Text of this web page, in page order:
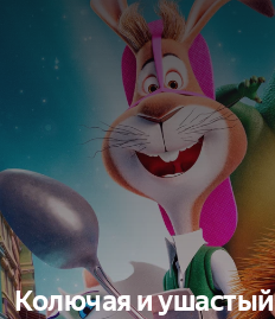
Колючая и ушастый